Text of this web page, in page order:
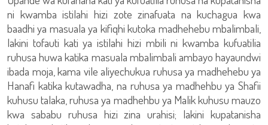
ni kwamba istilahi hizi zote zinafuata na kuchagua kwa
baadhi ya masuala ya kifiqhi kutoka madhehebu mbalimbali,
lakini tofauti kati ya istilahi hizi mbili ni kwamba kufuatilia
ruhusa huwa katika masuala mbalimbali ambayo hayaundwi
ibada moja, kama vile aliyechukua ruhusa ya madhehebu ya
Hanafi katika kutawadha, na ruhusa ya madhehbu ya Shafii
kuhusu talaka, ruhusa ya madhehbu ya Malik kuhusu mauzo
kwa sababu ruhusa hizi zina urahisi; lakini kupatanisha